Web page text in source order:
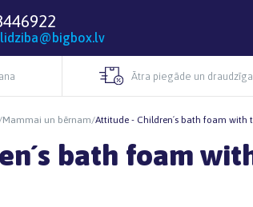
Ātra piegāde un
/Mammai un bērnam/Attitude - Children´s bath foam with
bath foam